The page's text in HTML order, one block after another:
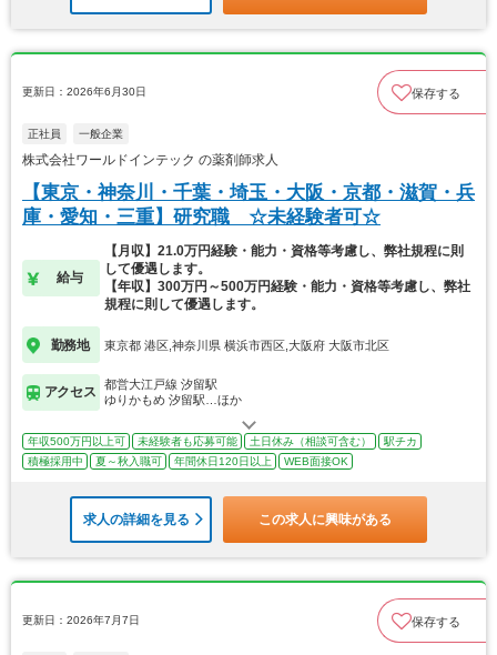
更新日：2026年6月30日 保存する
正社員 一般企業
株式会社ワールドインテック の薬剤師求人
【東京・神奈川・千葉・埼玉・大阪・京都・滋賀・兵
庫・愛知・三重】研究職 ☆未経験者可☆
給与
【月収】21.0万円経験・能力・資格等考慮し、弊社規程に則
して優遇します。
【年収】300万円～500万円経験・能力・資格等考慮し、弊社
規程に則して優遇します。
勤務地 東京都 港区,神奈川県 横浜市西区,大阪府 大阪市北区
アクセス
都営大江戸線 汐留駅
ゆりかもめ 汐留駅…ほか
年収500万円以上可 未経験者も応募可能 土日休み（相談可含む）
駅チカ
積極採用中
夏～秋入職可 年間休日120日以上 WEB面接OK
求人の詳細を見る この求人に興味がある
更新日：2026年7月7日 保存する